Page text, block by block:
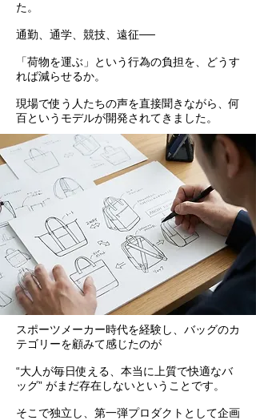
た。
通勤、通学、競技、遠征──
「荷物を運ぶ」という行為の負担を、どうす
れば減らせるか。
現場で使う人たちの声を直接聞きながら、何
百というモデルが開発されてきました。
スポーツメーカー時代を経験し、バッグのカ
テゴリーを顧みて感じたのが
“大人が毎日使える、本当に上質で快適なバ
ッグ” がまだ存在しないということです。
そこで独立し、第一弾プロダクトとして企画